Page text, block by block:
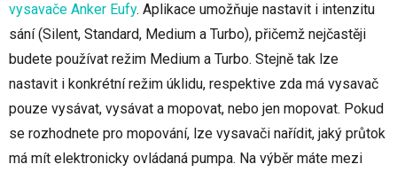
vysavače Anker Eufy. Aplikace umožňuje nastavit i intenzitu
sání (Silent, Standard, Medium a Turbo), přičemž nejčastěji
budete používat režim Medium a Turbo. Stejně tak lze
nastavit i konkrétní režim úklidu, respektive zda má vysavač
pouze vysávat, vysávat a mopovat, nebo jen mopovat. Pokud
se rozhodnete pro mopování, lze vysavači nařídit, jaký průtok
má mít elektronicky ovládaná pumpa. Na výběr máte mezi